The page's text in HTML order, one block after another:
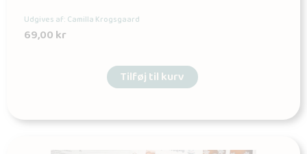
Udgives af: Camilla Krogsgaard
69,00kr
Tilføj til kurv